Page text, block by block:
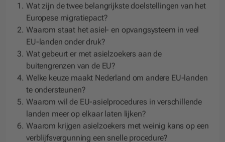
Wat zijn de twee belangrijkste doelstellingen van het
Europese migratiepact?
Waarom staat het asiel- en opvangsysteem in veel
EU-landen onder druk?
Wat gebeurt er met asielzoekers aan de
buitengrenzen van de EU?
Welke keuze maakt Nederland om andere EU-landen
te ondersteunen?
Waarom wil de EU-asielprocedures in verschillende
landen meer op elkaar laten lijken?
Waarom krijgen asielzoekers met weinig kans op een
verblijfsvergunning een snelle procedure?